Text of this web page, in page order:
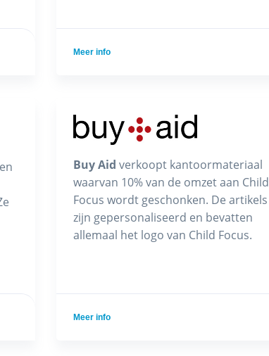
Meer info
Buy Aid verkoopt kantoormateriaal
waarvan 10% van de omzet aan Child
Focus wordt geschonken. De artikels
zijn gepersonaliseerd en bevatten
allemaal het logo van Child Focus.
Meer info